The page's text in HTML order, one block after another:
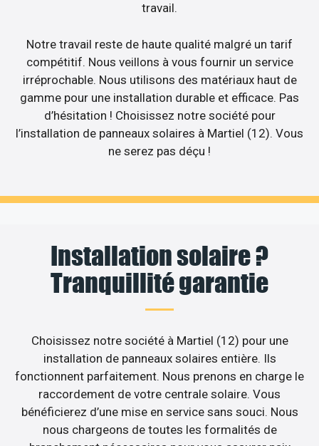
travail.
Notre travail reste de haute qualité malgré un tarif
compétitif. Nous veillons à vous fournir un service
irréprochable. Nous utilisons des matériaux haut de
gamme pour une installation durable et efficace. Pas
d’hésitation ! Choisissez notre société pour
l’installation de panneaux solaires à Martiel (12). Vous
ne serez pas déçu !
Installation solaire ?
Tranquillité garantie
Choisissez notre société à Martiel (12) pour une
installation de panneaux solaires entière. Ils
fonctionnent parfaitement. Nous prenons en charge le
raccordement de votre centrale solaire. Vous
bénéficierez d’une mise en service sans souci. Nous
nous chargeons de toutes les formalités de